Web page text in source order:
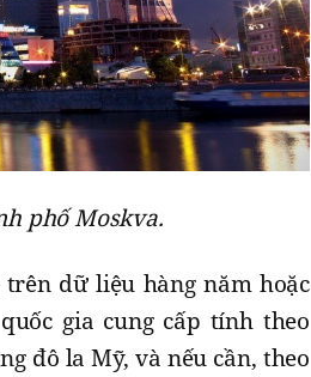
phố Moskva.
trên dữ liệu hàng năm hoặc
gia cung cấp tính theo
đô la Mỹ, và nếu cần, theo